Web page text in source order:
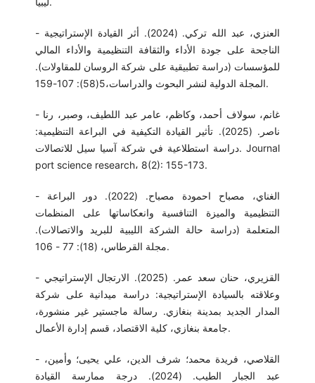
- العنزي، عبد الله تركي. (2024). أثر القيادة الإستراتيجية
الناجحة على جودة الأداء والثقافة التنظيمية والأداء المالي
للمؤسسات (دراسة تطبيقية على شركة الروسان للمقاولات).
المجلة الدولية لنشر البحوث والدراسات،5(58): 107-159.
- غانم، سولاف أحمد، وكاظم، عامر عبد اللطيف، وصبر، رنا
ناصر. (2025). تأثير القيادة التكيفية في البراعة التنظيمية:
دراسة استطلاعية في شركة آسيا سيل للاتصالات. Journal
port science research، 8(2): 155-173.
- الغناي، مصباح احمودة مصباح. (2022). دور البراعة
التنظيمية والميزة التنافسية وانعكاساتها على المنظمات
المتعلمة (دراسة حالة الشركة الليبية للبريد والاتصالات).
مجلة القرطاس، (18): 77 - 106.
- القزيري، حنان سعد عمر. (2025). الارتجال الإستراتيجي
وعلاقته بالسيادة الإستراتيجية: دراسة ميدانية على شركة
المدار الجديد بمدينة بنغازي. رسالة ماجستير غير منشورة،
جامعة بنغازي، كلية الاقتصاد، قسم إدارة الأعمال.
- القلاصي، فريدة محمد؛ شرف الدين، علي يحيى؛ وأمين،
عبد الجبار الطيب. (2024). درجة ممارسة القيادة